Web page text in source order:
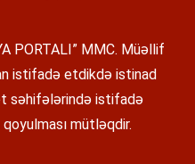
PORTALI” MMC. Müəllif
istifadə etdikdə istinad
səhifələrində istifadə
mütləqdir.